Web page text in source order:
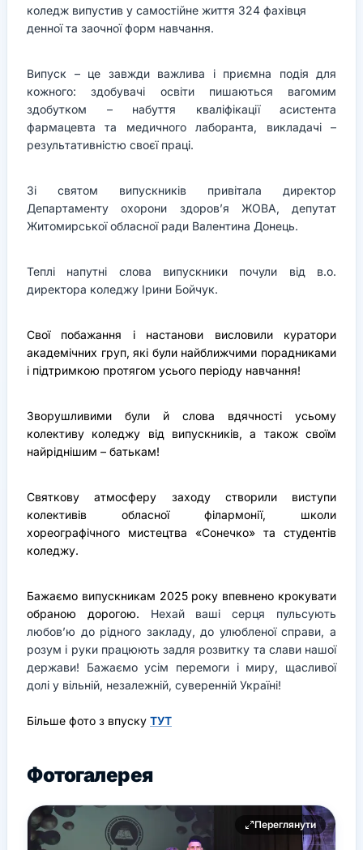
коледж випустив у самостійне життя 324 фахівця
денної та заочної форм навчання.
Випуск – це завжди важлива і приємна подія для
кожного: здобувачі освіти пишаються вагомим
здобутком – набуття кваліфікації асистента
фармацевта та медичного лаборанта, викладачі –
результативністю своєї праці.
Зі святом випускників привітала директор
Департаменту охорони здоров’я ЖОВА, депутат
Житомирської обласної ради Валентина Донець.
Теплі напутні слова випускники почули від в.о.
директора коледжу Ірини Бойчук.
Свої побажання і настанови висловили куратори
академічних груп, які були найближчими порадниками
і підтримкою протягом усього періоду навчання!
Зворушливими були й слова вдячності усьому
колективу коледжу від випускників, а також своїм
найріднішим – батькам!
Святкову атмосферу заходу створили виступи
колективів обласної філармонії, школи
хореографічного мистецтва «Сонечко» та студентів
коледжу.
Бажаємо випускникам 2025 року впевнено крокувати
обраною дорогою. Нехай ваші серця пульсують
любов’ю до рідного закладу, до улюбленої справи, а
розум і руки працюють задля розвитку та слави нашої
держави! Бажаємо усім перемоги і миру, щасливої
долі у вільній, незалежній, суверенній Україні!
Більше фото з впуску ТУТ
Фотогалерея
Переглянути